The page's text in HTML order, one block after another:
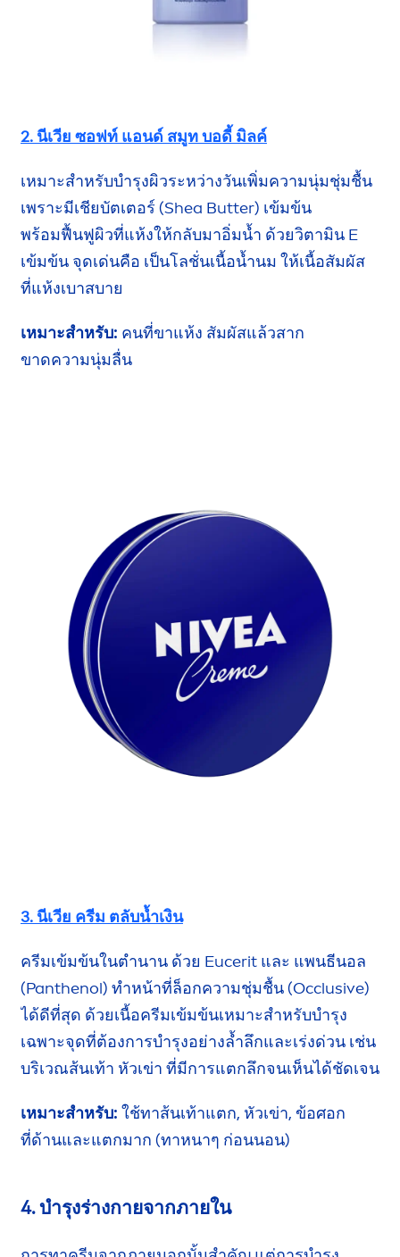
2. นีเวีย ซอฟท์ แอนด์ สมูท บอดี้ มิลค์
เหมาะสำหรับบำรุงผิวระหว่างวันเพิ่มความนุ่มชุ่มชื้น
เพราะมีเชียบัตเตอร์ (Shea Butter) เข้มข้น
พร้อมฟื้นฟูผิวที่แห้งให้กลับมาอิ่มน้ำ ด้วยวิตามิน E
เข้มข้น จุดเด่นคือ เป็นโลชั่นเนื้อน้ำนม ให้เนื้อสัมผัส
ที่แห้งเบาสบาย
เหมาะสำหรับ: คนที่ขาแห้ง สัมผัสแล้วสาก
ขาดความนุ่มลื่น
3. นีเวีย ครีม ตลับน้ำเงิน
ครีมเข้มข้นในตำนาน ด้วย Eucerit และ แพนธีนอล
(Panthenol) ทำหน้าที่ล็อกความชุ่มชื้น(Occlusive)
ได้ดีที่สุด ด้วยเนื้อครีมเข้มข้นเหมาะสำหรับบำรุง
เฉพาะจุดที่ต้องการบำรุงอย่างล้ำลึกและเร่งด่วน เช่น
บริเวณส้นเท้า หัวเข่า ที่มีการแตกลึกจนเห็นได้ชัดเจน
เหมาะสำหรับ: ใช้ทาส้นเท้าแตก, หัวเข่า, ข้อศอก
ที่ด้านและแตกมาก (ทาหนาๆ ก่อนนอน)
4. บำรุงร่างกายจากภายใน